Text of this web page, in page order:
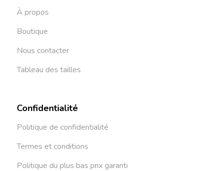
À propos
Boutique
Nous contacter
Tableau des tailles
Confidentialité
Politique de confidentialité
Termes et conditions
Politique du plus bas prix garanti